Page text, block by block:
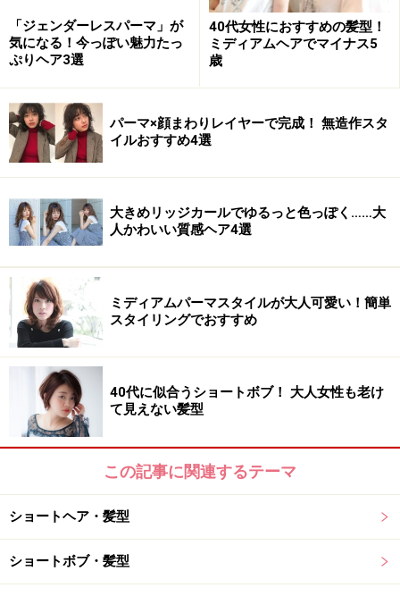
眉毛の色がもともと濃い人は、髪を明るくしすぎると眉
毛だけが浮いてしまい、野暮ったく見えるので注意しま
しょう。
Q2. なりたいイメージに近づけるには、ど
んな色味を選べばいい？
色味と仕上がりの違いは？
たい雰囲気に近づけることができます。よくあるオーダ
ー別に代表的なカラーを5パターンご紹介しますので、
ぜひ参考にしてみてください。
「ジェンダーレスパーマ」が
気になる！今っぽい魅力たっ
ぷりヘア3選
40代女性におすすめの髪型！
ミディアムヘアでマイナス5
歳
パーマ×顔まわりレイヤーで完成！ 無造作スタ
イルおすすめ4選
大きめリッジカールでゆるっと色っぽく……大
人かわいい質感ヘア4選
ミディアムパーマスタイルが大人可愛い！簡単
スタイリングでおすすめ
40代に似合うショートボブ！ 大人女性も老け
て見えない髪型
この記事に関連するテーマ
ショートヘア・髪型
ショートボブ・髪型